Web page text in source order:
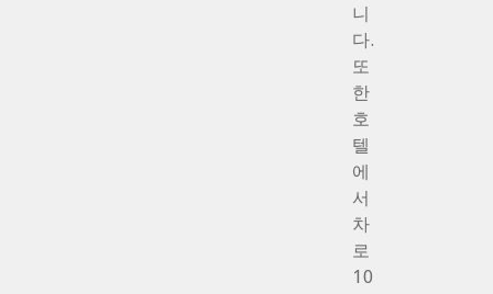
니
다.
또
한
호
텔
에
서
차
로
10